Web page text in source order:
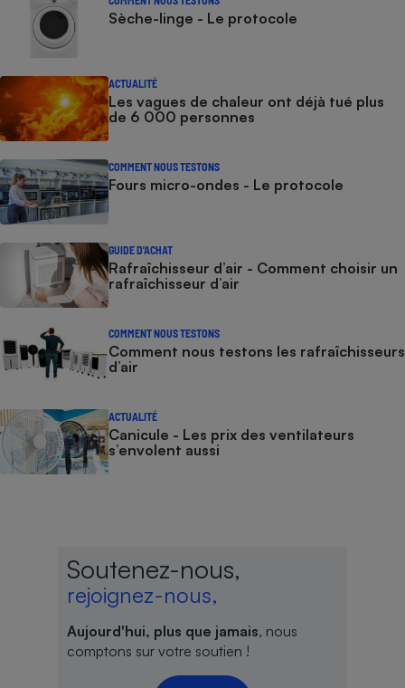
Sèche-linge - Le protocole
ACTUALITÉ
Les vagues de chaleur ont déjà tué plus
de 6 000 personnes
COMMENT NOUS TESTONS
Fours micro-ondes - Le protocole
GUIDE D'ACHAT
Rafraîchisseur d’air - Comment choisir un
rafraîchisseur d’air
COMMENT NOUS TESTONS
Comment nous testons les rafraîchisseurs
d’air
ACTUALITÉ
Canicule - Les prix des ventilateurs
s’envolent aussi
Soutenez-nous,
rejoignez-nous,
Aujourd'hui, plus que jamais, nous
comptons sur votre soutien !